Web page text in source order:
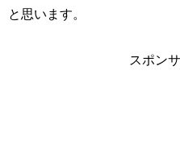
と思います。
スポン